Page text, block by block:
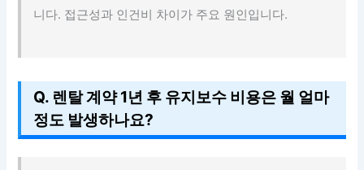
니다. 접근성과 인건비 차이가 주요 원인입니다.
Q. 렌탈 계약 1년 후 유지보수 비용은 월 얼마
정도 발생하나요?